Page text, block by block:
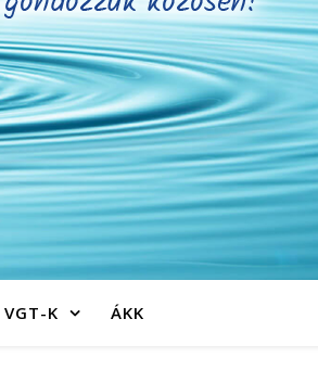
VGT-K ÁKK